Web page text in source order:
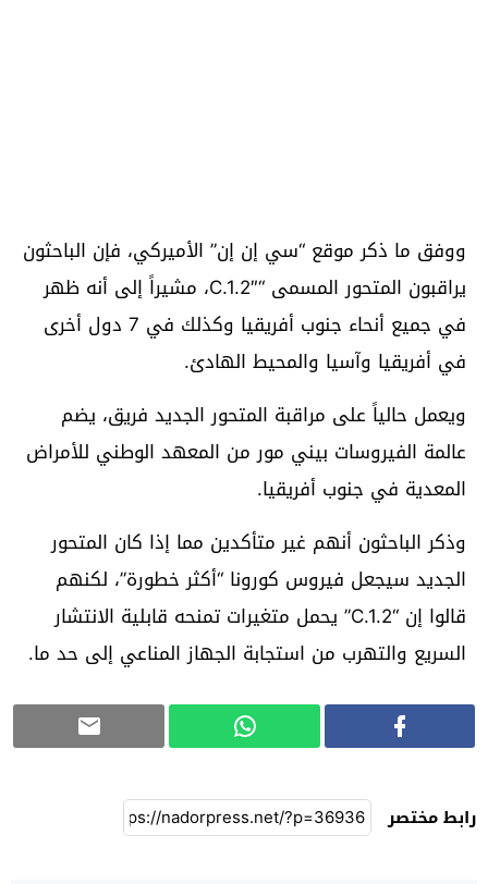
ووفق ما ذكر موقع “سي إن إن” الأميركي، فإن الباحثون
يراقبون المتحور المسمى “C.1.2″، مشيراً إلى أنه ظهر
في جميع أنحاء جنوب أفريقيا وكذلك في 7 دول أخرى
في أفريقيا وآسيا والمحيط الهادئ.
ويعمل حالياً على مراقبة المتحور الجديد فريق، يضم
عالمة الفيروسات بيني مور من المعهد الوطني للأمراض
المعدية في جنوب أفريقيا.
وذكر الباحثون أنهم غير متأكدين مما إذا كان المتحور
الجديد سيجعل فيروس كورونا “أكثر خطورة”، لكنهم
قالوا إن “C.1.2” يحمل متغيرات تمنحه قابلية الانتشار
السريع والتهرب من استجابة الجهاز المناعي إلى حد ما.
رابط مختصر